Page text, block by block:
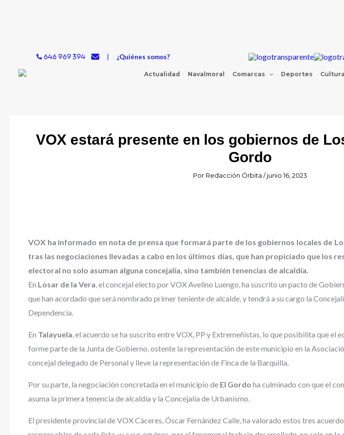
646 969 394 ¿Quiénes somos?
Actualidad Navalmoral Comarcas Deportes Cultura
VOX estará presente en los gobiernos de
Gordo
Por Redacción Órbita/junio 16, 2023
VOX ha informado en nota de prensa que formará parte de los gobiernos locales de
tras las negociaciones llevadas a cabo en los últimos días, que han propiciado que los
electoral no solo asuman alguna concejalía, sino también tenencias de alcaldía.
En Losar de la Vera, el concejal electo por VOX Avelino Luengo, ha suscrito un pacto de
que han acordado que será nombrado primer teniente de alcalde, y tendrá a su cargo la
Dependencia.
En Talayuela, el acuerdo se ha suscrito entre VOX, PP y Extremeñistas, lo que posibilita que el
forme parte de la Junta de Gobierno, ostente la representación de este municipio en la
concejal delegado de Personal y lleve la representación de Finca de la Barquilla.
Por su parte, la negociación concretada en el municipio de El Gordo ha culminado con que el
asuma la primera tenencia de alcaldía y la Concejalía de Urbanismo.
El presidente provincial de VOX Cáceres, Óscar Fernández Calle, ha valorado estos tres